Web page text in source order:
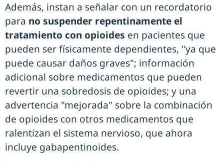
Además, instan a señalar con un recordatorio
para no suspender repentinamente el
tratamiento con opioides en pacientes que
pueden ser físicamente dependientes, "ya que
puede causar daños graves"; información
adicional sobre medicamentos que pueden
revertir una sobredosis de opioides; y una
advertencia "mejorada" sobre la combinación
de opioides con otros medicamentos que
ralentizan el sistema nervioso, que ahora
incluye gabapentinoides.